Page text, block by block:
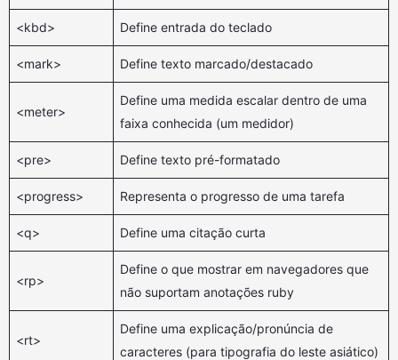
<kbd> Define entrada do teclado
<mark> Define texto marcado/destacado
<meter>
Define uma medida escalar dentro de uma
faixa conhecida (um medidor)
<pre> Define texto pré-formatado
<progress> Representa o progresso de uma tarefa
<q> Define uma citação curta
<rp>
Define o que mostrar em navegadores que
não suportam anotações ruby
<rt>
Define uma explicação/pronúncia de
caracteres (para tipografia do leste asiático)